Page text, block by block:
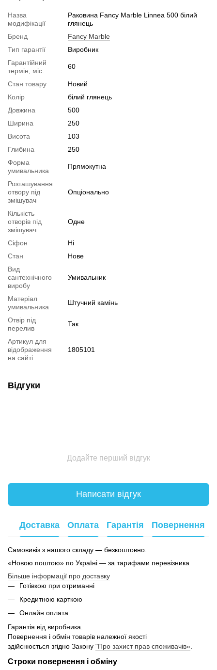
Назва
модифікації
Раковина Fancy Marble Linnea 500 білий
глянець
Бренд
Fancy Marble
Тип гарантії
Виробник
Гарантійний
термін, міс.
60
Стан товару
Новий
Колір
білий глянець
Довжина
500
Ширина
250
Висота
103
Глибина
250
Форма
умивальника
Прямокутна
Розташування
отвору під
змішувач
Опціонально
Кількість
отворів під
змішувач
Одне
Сіфон
Ні
Стан
Нове
Вид
сантехнічного
виробу
Умивальник
Матеріал
умивальника
Штучний камінь
Отвір під
перелив
Так
Артикул для
відображення
на сайті
1805101
Відгуки
Додайте перший відгук
Написати відгук
Доставка Оплата Гарантія Повернення
Самовивіз з нашого складу — безкоштовно.
«Новою поштою» по Україні — за тарифами перевізника
Більше інформації про доставку
Готівкою при отриманні
Кредитною карткою
Онлайн оплата
Гарантія від виробника.
Повернення і обмін товарів належної якості
здійснюється згідно Закону "Про захист прав споживачів»
Строки повернення і обміну